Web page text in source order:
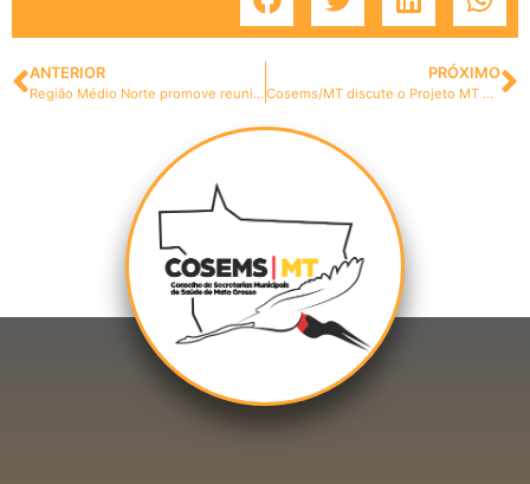
ANTERIOR
Região Médio Norte promove reunião do CGM
PRÓXIMO
Cosems/MT discute o Projeto MT Mais Cirurgias com a SES